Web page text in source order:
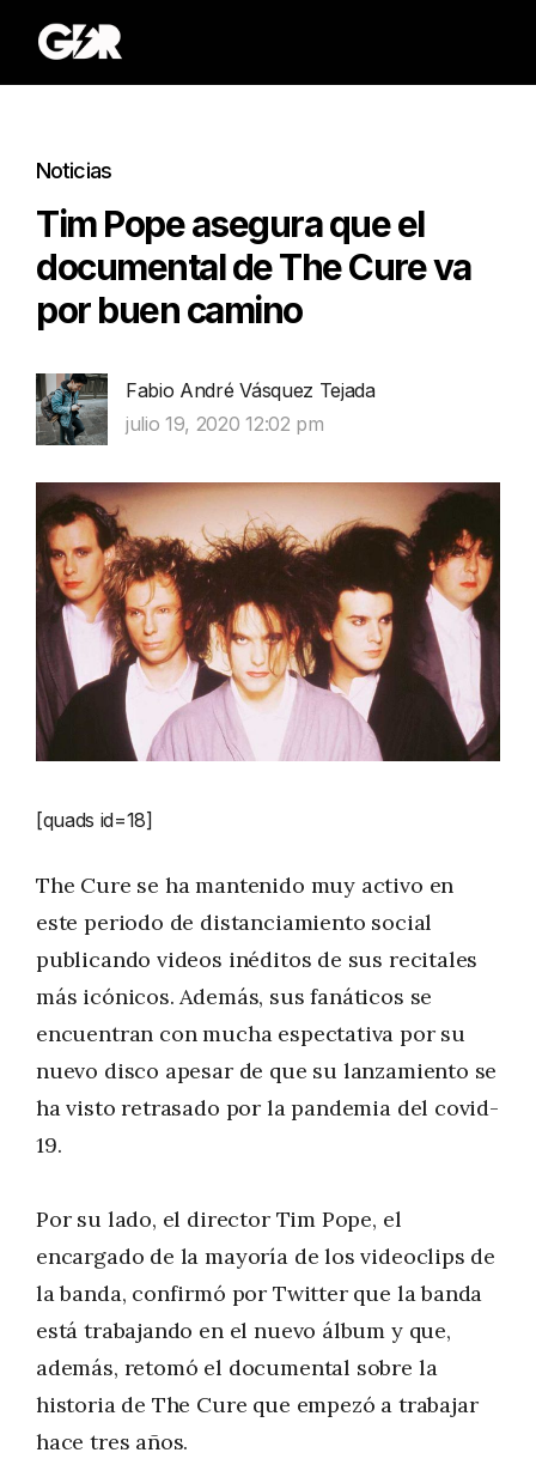
Noticias
Tim Pope asegura que el
documental de The Cure va
por buen camino
Fabio André Vásquez Tejada
julio 19, 2020 12:02 pm
[quads id=18]
The Cure se ha mantenido muy activo en
este periodo de distanciamiento social
publicando videos inéditos de sus recitales
más icónicos. Además, sus fanáticos se
encuentran con mucha espectativa por su
nuevo disco apesar de que su lanzamiento se
ha visto retrasado por la pandemia del covid-
19.
Por su lado, el director Tim Pope, el
encargado de la mayoría de los videoclips de
la banda, confirmó por Twitter que la banda
está trabajando en el nuevo álbum y que,
además, retomó el documental sobre la
historia de The Cure que empezó a trabajar
hace tres años.